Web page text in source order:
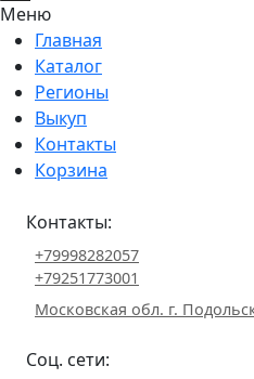
Меню
Главная
Каталог
Регионы
Выкуп
Контакты
Корзина
Контакты:
+79998282057
+79251773001
Московская обл. г.
Соц. сети: